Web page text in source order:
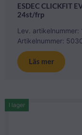
ESDEC CLICKFIT
24st/frp
Lev.
Artikelnummer:
Läs mer
I lager